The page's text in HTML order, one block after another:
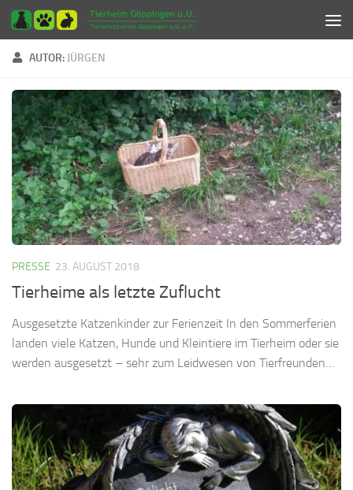
Zum Inhalt springen
AUTOR: JÜRGEN
PRESSE 23. AUGUST 2018
Tierheime als letzte Zuflucht
Ausgesetzte Katzenkinder zur Ferienzeit In den Sommerferien
landen viele Katzen, Hunde und Kleintiere im Tierheim oder sie
werden ausgesetzt – sehr zum Leidwesen von Tierfreunden…